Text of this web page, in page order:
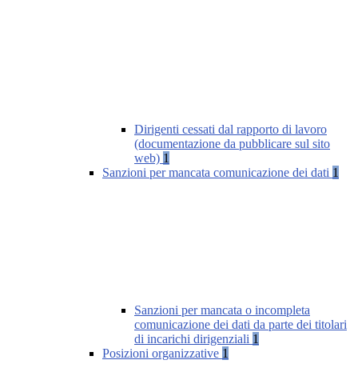
Dirigenti cessati dal rapporto di lavoro
(documentazione da pubblicare sul sito
web) 1
Sanzioni per mancata comunicazione dei dati 1
Sanzioni per mancata o incompleta
comunicazione dei dati da parte dei titolari
di incarichi dirigenziali 1
Posizioni organizzative 1